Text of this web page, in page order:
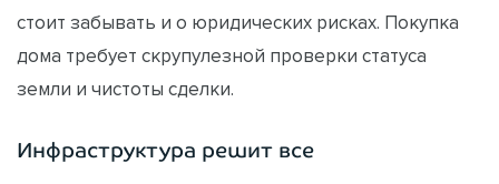
стоит забывать и о юридических рисках. Покупка
дома требует скрупулезной проверки статуса
земли и чистоты сделки.
Инфраструктура решит все